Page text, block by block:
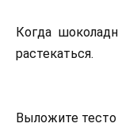
Когда
растекаться.
Выложите